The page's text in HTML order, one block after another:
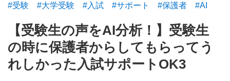
#受験 #大学受験 #入試 #サポート #保護者 #AI
【受験生の声をAI分析！】受験生
の時に保護者からしてもらってう
れしかった入試サポートOK3